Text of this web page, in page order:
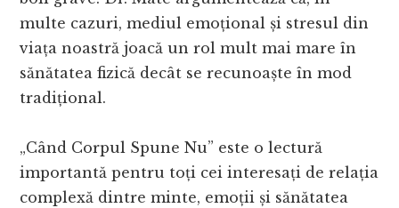
multe cazuri, mediul emoțional și stresul din
viața noastră joacă un rol mult mai mare în
sănătatea fizică decât se recunoaște în mod
tradițional.
„Când Corpul Spune Nu” este o lectură
importantă pentru toți cei interesați de relația
complexă dintre minte, emoții și sănătatea